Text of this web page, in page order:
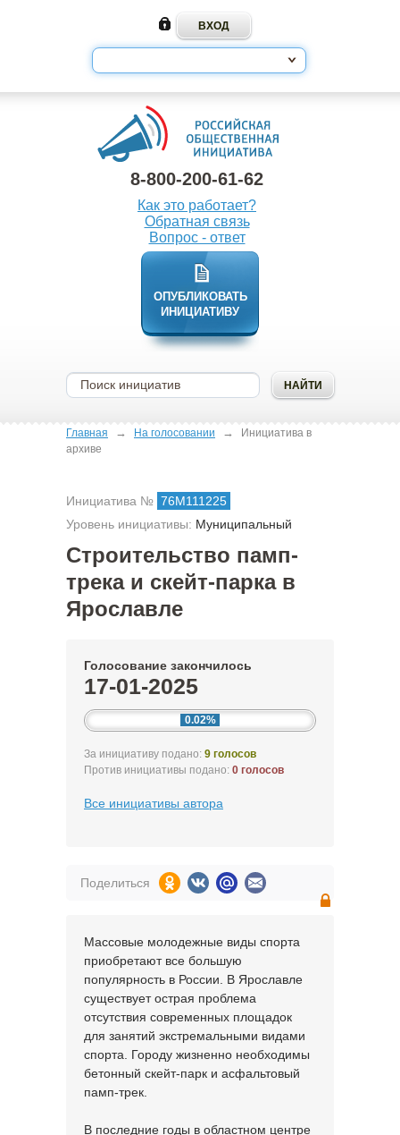
8-800-200-61-62
Как это работает?
Обратная связь
Вопрос - ответ
ОПУБЛИКОВАТЬ
ИНИЦИАТИВУ
Главная → На голосовании →
Инициатива в
архиве
Инициатива № 76М111225
Уровень инициативы: Муниципальный
Строительство памп-
трека и скейт-парка в
Ярославле
Голосование закончилось
17-01-2025
0.02%
За инициативу подано: 9 голосов
Против инициативы подано: 0 голосов
Все инициативы автора
Поделиться
Массовые молодежные виды спорта
приобретают все большую
популярность в России. В Ярославле
существует острая проблема
отсутствия современных площадок
для занятий экстремальными видами
спорта. Городу жизненно необходимы
бетонный скейт-парк и асфальтовый
памп-трек.
В последние годы в областном центре